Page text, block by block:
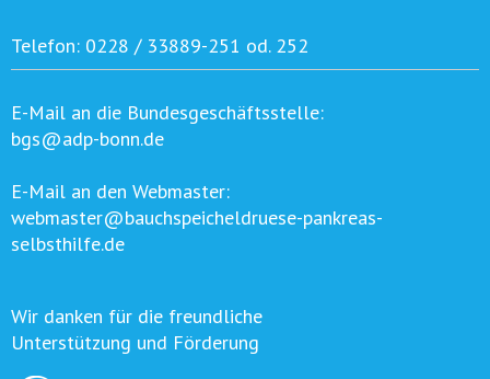
Telefon: 0228 / 33889-251 od. 252
E-Mail an die Bundesgeschäftsstelle:
bgs@adp-bonn.de
E-Mail an den Webmaster:
webmaster@bauchspeicheldruese-pankreas-
selbsthilfe.de
Wir danken für die freundliche
Unterstützung und Förderung